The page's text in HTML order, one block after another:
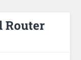
Router